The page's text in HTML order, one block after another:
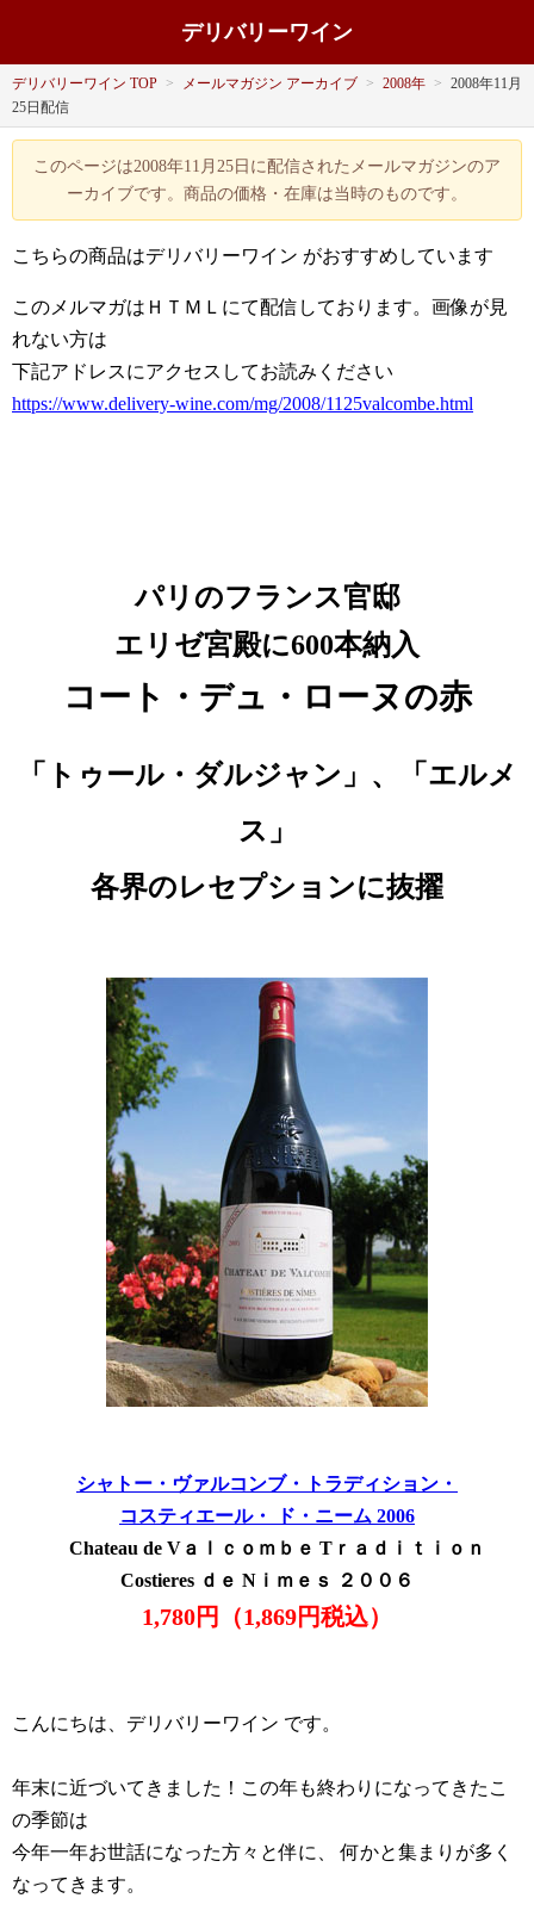
デリバリーワイン
デリバリーワイン TOP > メールマガジン アーカイブ > 2008年 > 2008年11月
25日配信
このページは2008年11月25日に配信されたメールマガジンのア
ーカイブです。商品の価格・在庫は当時のものです。
こちらの商品はデリバリーワイン がおすすめしています
このメルマガはＨＴＭＬにて配信しております。画像が見
れない方は
下記アドレスにアクセスしてお読みください
https://www.delivery-wine.com/mg/2008/1125valcombe.html
パリのフランス官邸
エリゼ宮殿に600本納入
コート・デュ・ローヌの赤
「トゥール・ダルジャン」、「エルメ
ス」
各界のレセプションに抜擢
シャトー・ヴァルコンブ・トラディション・
コスティエール・ ド・ニーム 2006
Chateau de Vａｌｃｏｍｂｅ Tｒａｄｉｔｉｏｎ
Costieres ｄｅ Nｉｍｅｓ ２００６
1,780円（1,869円税込）
こんにちは、デリバリーワイン です。
年末に近づいてきました！この年も終わりになってきたこ
の季節は
今年一年お世話になった方々と伴に、 何かと集まりが多く
なってきます。